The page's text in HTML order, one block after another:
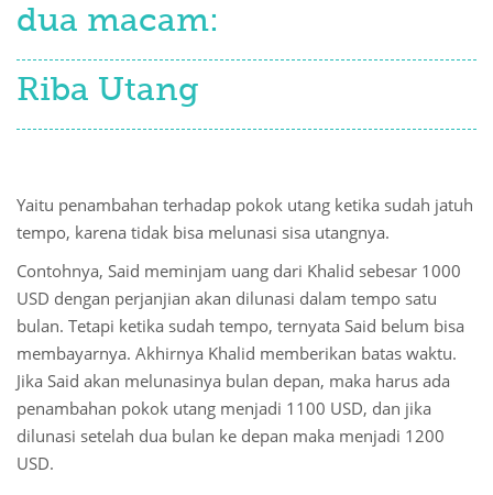
dua macam:
Riba Utang
Yaitu penambahan terhadap pokok utang ketika sudah jatuh
tempo, karena tidak bisa melunasi sisa utangnya.
Contohnya, Said meminjam uang dari Khalid sebesar 1000
USD dengan perjanjian akan dilunasi dalam tempo satu
bulan. Tetapi ketika sudah tempo, ternyata Said belum bisa
membayarnya. Akhirnya Khalid memberikan batas waktu.
Jika Said akan melunasinya bulan depan, maka harus ada
penambahan pokok utang menjadi 1100 USD, dan jika
dilunasi setelah dua bulan ke depan maka menjadi 1200
USD.